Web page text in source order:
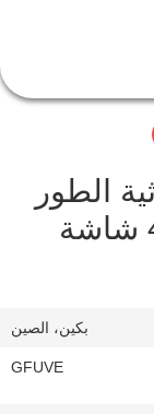
الطور
480 فولت 640 × 480 شاشة
بكين، الصين
GFUVE